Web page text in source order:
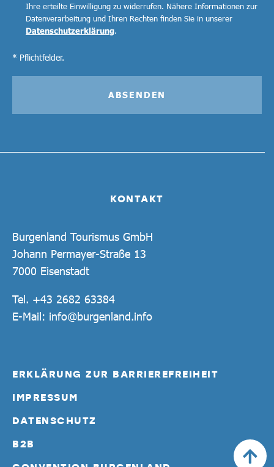
KONTAKT
Burgenland Tourismus GmbH
Johann Permayer-Straße 13
7000 Eisenstadt
Tel. +43 2682 63384
E-Mail: info@burgenland.info
ERKLÄRUNG ZUR BARRIEREFREIHEIT
IMPRESSUM
DATENSCHUTZ
B2B
Ihre erteilte Einwilligung zu widerrufen. Nähere Informationen zur
Datenverarbeitung und Ihren Rechten finden Sie in unserer
Datenschutzerklärung.
* Pflichtfelder.
ABSENDEN